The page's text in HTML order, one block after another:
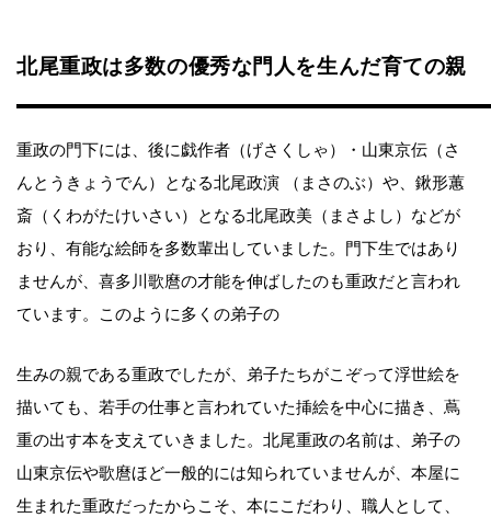
北尾重政は多数の優秀な門人を生んだ育ての親
重政の門下には、後に戯作者（げさくしゃ）・山東京伝（さ
んとうきょうでん）となる北尾政演 （まさのぶ）や、鍬形蕙
斎（くわがたけいさい）となる北尾政美（まさよし）などが
おり、有能な絵師を多数輩出していました。門下生ではあり
ませんが、喜多川歌麿の才能を伸ばしたのも重政だと言われ
ています。このように多くの弟子の
生みの親である重政でしたが、弟子たちがこぞって浮世絵を
描いても、若手の仕事と言われていた挿絵を中心に描き、蔦
重の出す本を支えていきました。北尾重政の名前は、弟子の
山東京伝や歌麿ほど一般的には知られていませんが、本屋に
生まれた重政だったからこそ、本にこだわり、職人として、